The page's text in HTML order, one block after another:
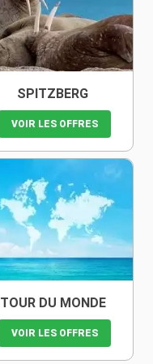
SPITZBERG
VOIR LES OFFRES
TOUR DU MONDE
VOIR LES OFFRES